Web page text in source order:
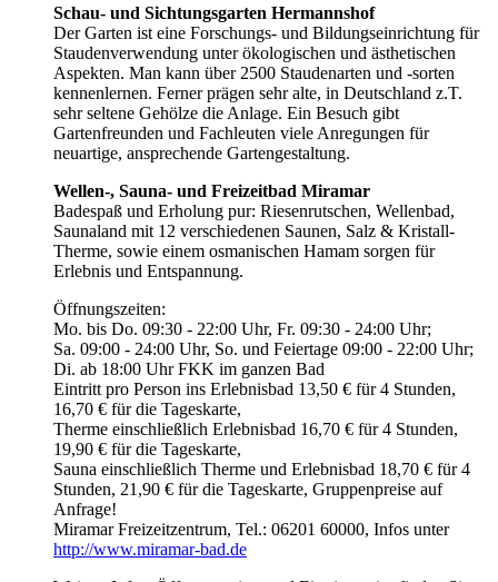
Schau- und Sichtungsgarten Hermannshof
Der Garten ist eine Forschungs- und Bildungseinrichtung für
Staudenverwendung unter ökologischen und ästhetischen
Aspekten. Man kann über 2500 Staudenarten und -sorten
kennenlernen. Ferner prägen sehr alte, in Deutschland z.T.
sehr seltene Gehölze die Anlage. Ein Besuch gibt
Gartenfreunden und Fachleuten viele Anregungen für
neuartige, ansprechende Gartengestaltung.
Wellen-, Sauna- und Freizeitbad Miramar
Badespaß und Erholung pur: Riesenrutschen, Wellenbad,
Saunaland mit 12 verschiedenen Saunen, Salz & Kristall-
Therme, sowie einem osmanischen Hamam sorgen für
Erlebnis und Entspannung.
Öffnungszeiten:
Mo. bis Do. 09:30 - 22:00 Uhr, Fr. 09:30 - 24:00 Uhr;
Sa. 09:00 - 24:00 Uhr, So. und Feiertage 09:00 - 22:00 Uhr;
Di. ab 18:00 Uhr FKK im ganzen Bad
Eintritt pro Person ins Erlebnisbad 13,50 € für 4 Stunden,
16,70 € für die Tageskarte,
Therme einschließlich Erlebnisbad 16,70 € für 4 Stunden,
19,90 € für die Tageskarte,
Sauna einschließlich Therme und Erlebnisbad 18,70 € für 4
Stunden, 21,90 € für die Tageskarte, Gruppenpreise auf
Anfrage!
Miramar Freizeitzentrum, Tel.: 06201 60000, Infos unter
http://www.miramar-bad.de